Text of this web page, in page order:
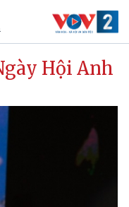
Hội Anh